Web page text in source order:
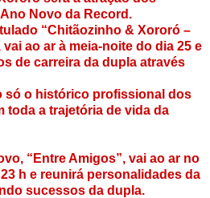
Novo da Record.
“Chitãozinho & Xororó –
ao ar à meia-noite do dia 25 e
de carreira da dupla através
só o histórico profissional dos
toda a trajetória de vida da
“Entre Amigos”, vai ao ar no
h e reunirá personalidades da
sucessos da dupla.